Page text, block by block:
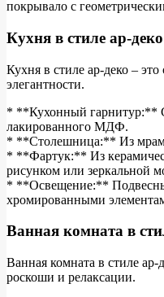
покрывало с
Кухня в стиле ар-деко
Кухня в стиле ар-деко –
элегантности.
* **Кухонный гарнитур:**
лакированного МДФ.
* **Столешница:** Из
* **Фартук:** Из
рисунком или зеркальной
* **Освещение:**
хромированными
Ванная комната в
Ванная комната в стиле ар-
роскоши и релаксации.